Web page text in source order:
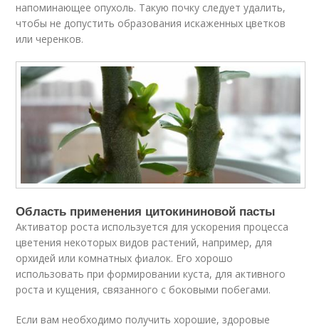
напоминающее опухоль. Такую почку следует удалить,
чтобы не допустить образования искаженных цветков
или черенков.
Область применения цитокининовой пасты
Активатор роста используется для ускорения процесса
цветения некоторых видов растений, например, для
орхидей или комнатных фиалок. Его хорошо
использовать при формировании куста, для активного
роста и кущения, связанного с боковыми побегами.
Если вам необходимо получить хорошие, здоровые